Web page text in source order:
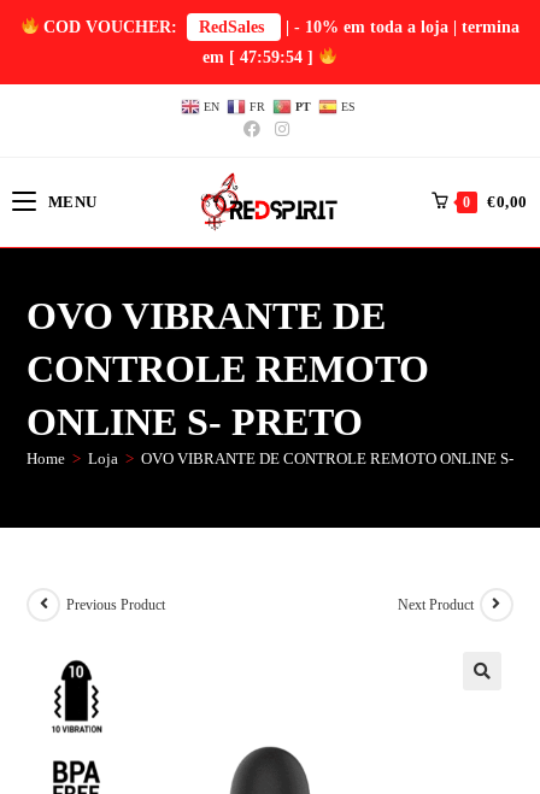
COD VOUCHER: RedSales
| - 10% em toda a loja | termina
em [ 47:59:54 ]
EN FR PT ES
MENU 0 €0,00
OVO VIBRANTE DE
CONTROLE REMOTO
ONLINE S- PRETO
Home > Loja > OVO VIBRANTE DE CONTROLE REMOTO ONLINE S-
Previous Product Next Product